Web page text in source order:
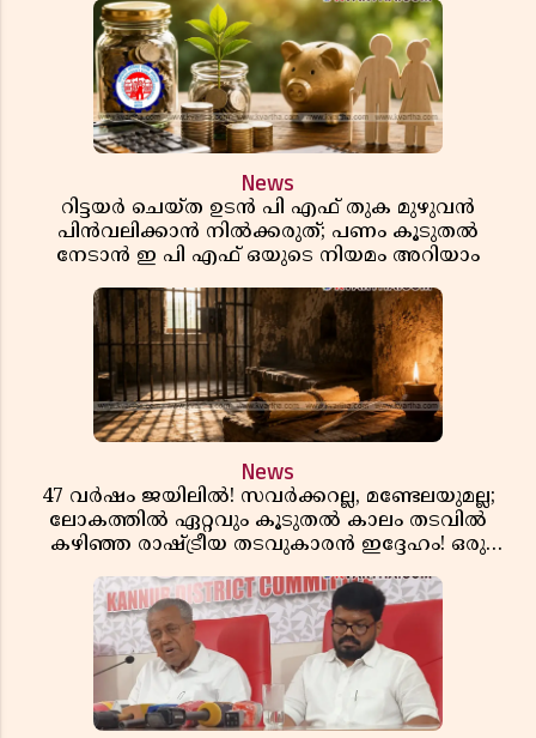
News
റിട്ടയർ ചെയ്ത ഉടൻ പി എഫ് തുക മുഴുവൻ
പിൻവലിക്കാൻ നിൽക്കരുത്; പണം കൂടുതൽ
നേടാൻ ഇ പി എഫ് ഒയുടെ നിയമം അറിയാം
News
47 വർഷം ജയിലിൽ! സവർക്കറല്ല, മണ്ടേലയുമല്ല;
ലോകത്തിൽ ഏറ്റവും കൂടുതൽ കാലം തടവിൽ
കഴിഞ്ഞ രാഷ്ട്രീയ തടവുകാരൻ ഇദ്ദേഹം! ഒരു